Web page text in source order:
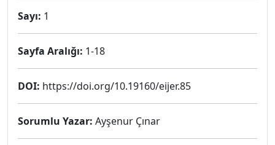
Sayı: 1
Sayfa Aralığı: 1-18
DOI: https://doi.org/10.19160/eijer.85
Sorumlu Yazar: Ayşenur Çınar